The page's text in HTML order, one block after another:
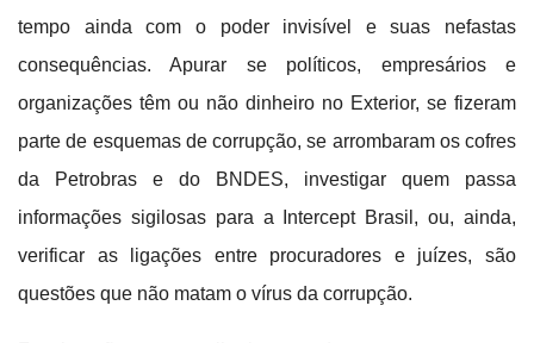
tempo ainda com o poder invisível e suas nefastas
consequências. Apurar se políticos, empresários e
organizações têm ou não dinheiro no Exterior, se fizeram
parte de esquemas de corrupção, se arrombaram os cofres
da Petrobras e do BNDES, investigar quem passa
informações sigilosas para a Intercept Brasil, ou, ainda,
verificar as ligações entre procuradores e juízes, são
questões que não matam o vírus da corrupção.